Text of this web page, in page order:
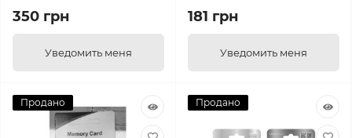
350 грн
Уведомить меня
181 грн
Уведомить меня
Продано Продано